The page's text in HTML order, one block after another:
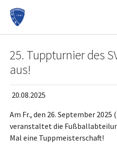
25. Tuppturnier des
aus!
20.08.2025
Am Fr., den 26. September 2025
veranstaltet die
Mal eine Tuppmeisterschaft!